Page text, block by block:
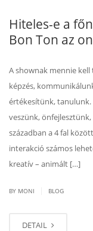
Hiteles-e a
Bon Ton az
A shownak mennie
képzés,
értékesítünk, tanulunk.
veszünk,
században a 4 fal
interakció számos
kreatív – animált […]
BY MONI BLOG
DETAIL